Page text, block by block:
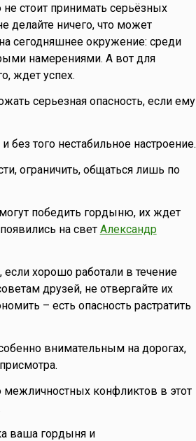
стоит принимать серьёзных
делайте ничего, что может
сегодняшнее окружение: среди
намерениями. А вот для
ждет успех.
серьезная опасность, если ему
того нестабильное настроение.
ограничить, общаться лишь по
победить гордыню, их ждет
на свет Александр
хорошо работали в течение
друзей, не отвергайте их
– есть опасность растратить
внимательным на дорогах,
конфликтов в этот
ваша гордыня и